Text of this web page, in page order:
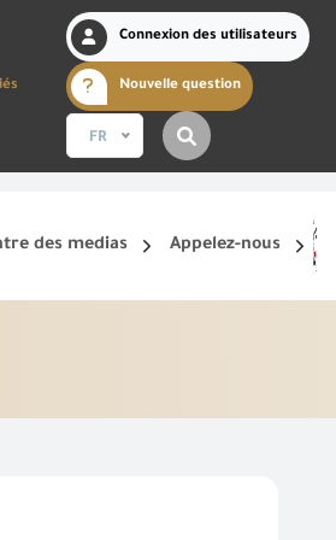
Connexion des utilisateurs
Nouvelle question
FR
des medias Appelez-nous